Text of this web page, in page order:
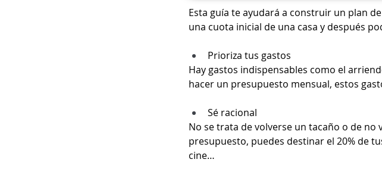
Esta guía te ayudará a construir un plan
una cuota inicial de una casa y después
Prioriza tus gastos
Hay gastos indispensables como el
hacer un presupuesto mensual, estos
Sé racional
No se trata de volverse un tacaño o de no
presupuesto, puedes destinar el 20% de
cine…